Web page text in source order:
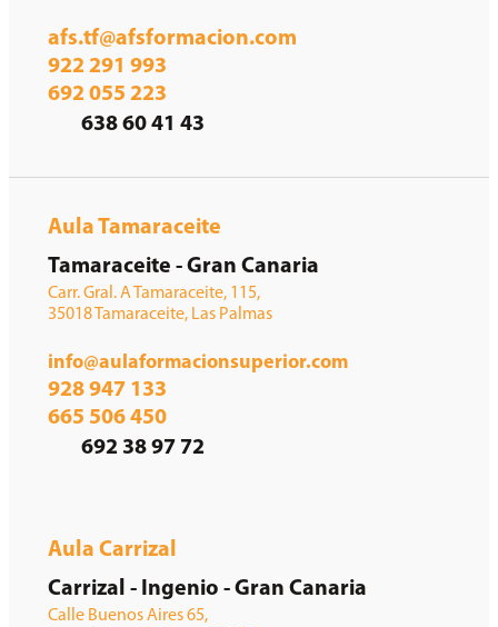
afs.tf@afsformacion.com
922 291 993
692 055 223
638 60 41 43
Aula Tamaraceite
Tamaraceite - Gran Canaria
Carr. Gral. A Tamaraceite, 115,
35018 Tamaraceite, Las Palmas
info@aulaformacionsuperior.com
928 947 133
665 506 450
692 38 97 72
Aula Carrizal
Carrizal - Ingenio - Gran Canaria
Calle Buenos Aires 65,